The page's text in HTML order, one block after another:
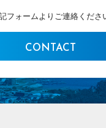
フォームよりご連絡くださ
CONTACT